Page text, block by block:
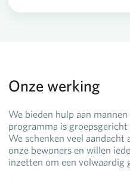
Onze werking
We bieden hulp aan
programma is
We schenken veel aandacht
onze bewoners en willen
inzetten om een volwaardig